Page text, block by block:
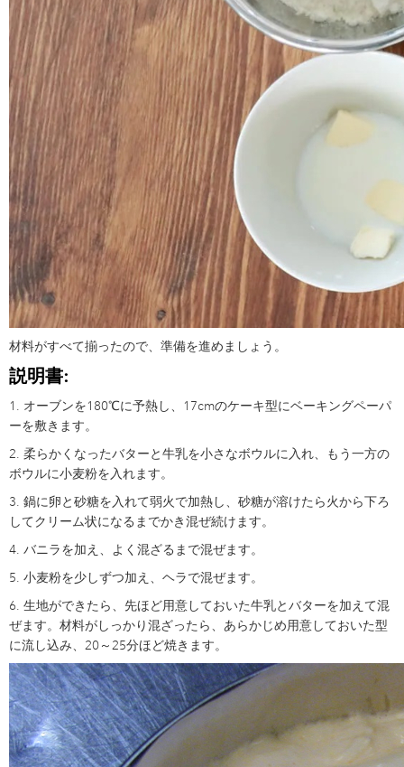
材料がすべて揃ったので、準備を進めましょう。
説明書:
1. オーブンを180℃に予熱し、17cmのケーキ型にベーキングペーパ
ーを敷きます。
2. 柔らかくなったバターと牛乳を小さなボウルに入れ、もう一方の
ボウルに小麦粉を入れます。
3. 鍋に卵と砂糖を入れて弱火で加熱し、砂糖が溶けたら火から下ろ
してクリーム状になるまでかき混ぜ続けます。
4. バニラを加え、よく混ざるまで混ぜます。
5. 小麦粉を少しずつ加え、ヘラで混ぜます。
6. 生地ができたら、先ほど用意しておいた牛乳とバターを加えて混
ぜます。材料がしっかり混ざったら、あらかじめ用意しておいた型
に流し込み、20～25分ほど焼きます。